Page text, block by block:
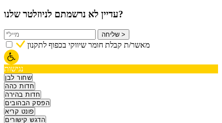
עדיין לא נרשמתם לניוזלטר שלנו?
שליחה >
מאשר/ת קבלת חומר שיווקי בכפוף לתקנון
נגישות
שחור לבן
חדות כהה
חדות בהירה
הפסק הבהובים
פונט קריא
הדגש קישורים